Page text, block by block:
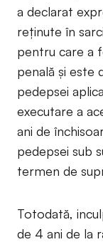
a declarat
reținute în
pentru care a
penală și este
pedepsei
executare a
ani de
pedepsei sub
termen de
Totodată,
de 4 ani de la